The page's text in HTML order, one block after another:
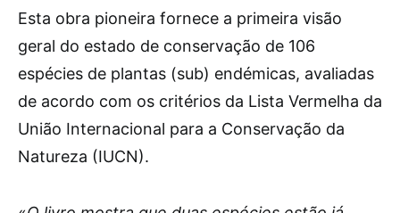
Esta obra pioneira fornece a primeira visão
geral do estado de conservação de 106
espécies de plantas (sub) endémicas, avaliadas
de acordo com os critérios da Lista Vermelha da
União Internacional para a Conservação da
Natureza (IUCN).